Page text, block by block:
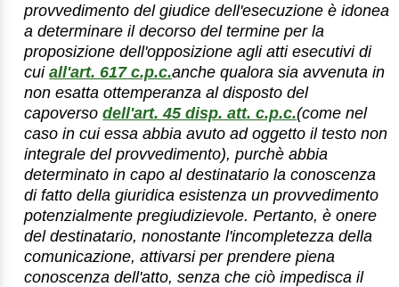
provvedimento del giudice dell'esecuzione è idonea
a determinare il decorso del termine per la
proposizione dell'opposizione agli atti esecutivi di
cuiall'art. 617 c.p.c.anche qualora sia avvenuta in
non esatta ottemperanza al disposto del
capoversodell'art. 45 disp. att. c.p.c.(come nel
caso in cui essa abbia avuto ad oggetto il testo non
integrale del provvedimento), purchè abbia
determinato in capo al destinatario la conoscenza
di fatto della giuridica esistenza un provvedimento
potenzialmente pregiudizievole. Pertanto, è onere
del destinatario, nonostante l'incompletezza della
comunicazione, attivarsi per prendere piena
conoscenza dell'atto, senza che ciò impedisca il